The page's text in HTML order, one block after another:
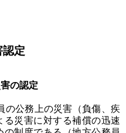
定
の認定
公務上の災害（負傷、疾
災害に対する補償の迅速